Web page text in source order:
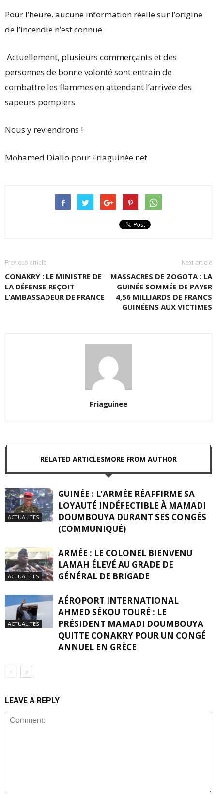
Pour l’heure, aucune information réelle sur l’origine
de l’incendie n’est connue.
Actuellement, plusieurs commerçants et des
personnes de bonne volonté sont entrain de
combattre les flammes en attendant l’arrivée des
sapeurs pompiers
Nous y reviendrons !
Mohamed Diallo pour Friaguinée.net
Previous article
CONAKRY : LE MINISTRE DE
LA DÉFENSE REÇOIT
L’AMBASSADEUR DE FRANCE
Next article
MASSACRES DE ZOGOTA : LA
GUINÉE SOMMÉE DE PAYER
4,56 MILLIARDS DE FRANCS
GUINÉENS AUX VICTIMES
Friaguinee
RELATED ARTICLESMORE FROM AUTHOR
ACTUALITES
GUINÉE : L’ARMÉE RÉAFFIRME SA
LOYAUTÉ INDÉFECTIBLE À MAMADI
DOUMBOUYA DURANT SES CONGÉS
(COMMUNIQUÉ)
ACTUALITES
ARMÉE : LE COLONEL BIENVENU
LAMAH ÉLEVÉ AU GRADE DE
GÉNÉRAL DE BRIGADE
ACTUALITES
AÉROPORT INTERNATIONAL
AHMED SÉKOU TOURÉ : LE
PRÉSIDENT MAMADI DOUMBOUYA
QUITTE CONAKRY POUR UN CONGÉ
ANNUEL EN GRÈCE
LEAVE A REPLY